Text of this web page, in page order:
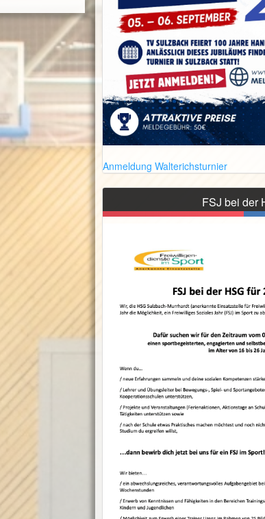
Anmeldung Walterichsturnier
FSJ bei der